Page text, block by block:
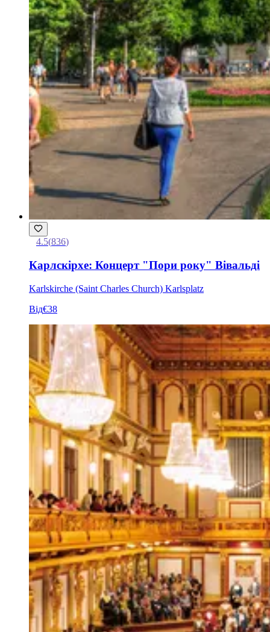
4.5(836)
Карлскірхе: Концерт "Пори року" Вівальді
Karlskirche (Saint Charles Church) Karlsplatz
Від€38